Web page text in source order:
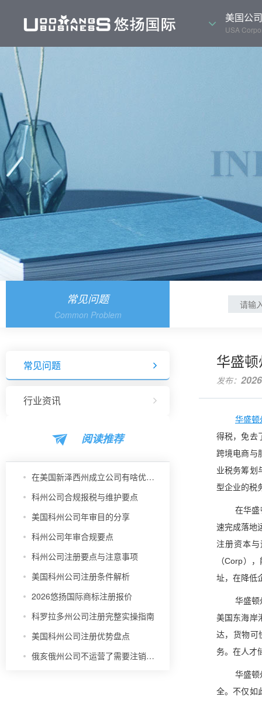
美国公
USA
常见问题
Common Problem
常见问题
行业资讯
阅读推荐
在美国新泽西州成立公司有啥优势？
科州公司合规报税与维护要点
美国科州公司年审目的分享
科州公司年审合规要点
科州公司注册要点与注意事项
美国科州公司注册条件解析
2026悠扬国际商标注册报价
科罗拉多州公司注册完整实操指南
美国科州公司注册优势盘点
俄亥俄州公司不运营了需要注销吗？
华盛
发布：
华盛顿
得税，免去
跨境电商与
业税务筹划
型企业的税
在华盛
速完成落地
注册资本
（Corp）
址，在降低
华盛顿
美国东海岸
达，货物可
务。在人才
华盛顿
全。不仅如